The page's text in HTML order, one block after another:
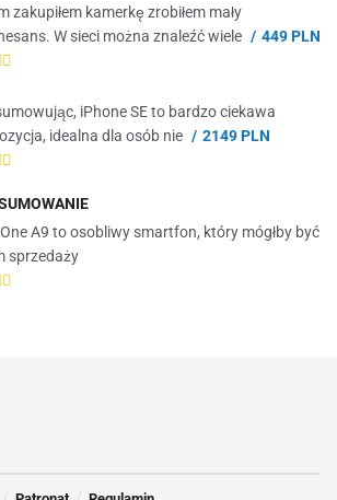
zakupiłem kamerkę zrobiłem mały
W sieci można znaleźć wiele
449 PLN
iPhone SE to bardzo ciekawa
idealna dla osób nie
2149 PLN
A9 to osobliwy smartfon, który mógłby być
sprzedaży